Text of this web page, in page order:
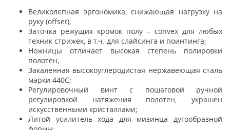
Великолепная эргономика, снижающая нагрузку на
руку (offset);
Заточка режущих кромок полу – convex для любых
техник стрижек, в т.ч. для слайсинга и поинтинга;
Ножницы отличает высокая степень полировки
полотен;
Закаленная высокоуглеродистая нержавеющая сталь
марки 440С;
Регулировочный винт с пошаговой ручной
регулировкой натяжения полотен, украшен
искусственными кристаллами;
Литой усилитель хода для мизинца дугообразной